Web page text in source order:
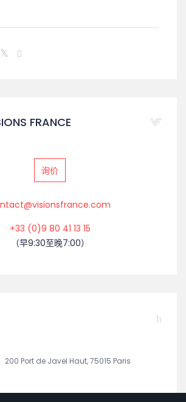
FRANCE
询价
+33 (0)9 80 41 13 15
（早9:30至晚7:00）
200 Port de Javel Haut, 75015 Paris